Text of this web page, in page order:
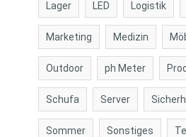
Lager LED Logistik
Marketing Medizin
Outdoor ph Meter
Schufa Server
Sommer Sonstiges